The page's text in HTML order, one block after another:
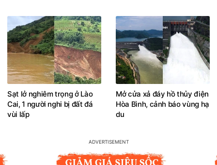
Sạt lở nghiêm trọng ở Lào
Cai, 1 người nghi bị đất đá
vùi lấp
Mở cửa xả đáy hồ thủy điện
Hòa Bình, cảnh báo vùng hạ
du